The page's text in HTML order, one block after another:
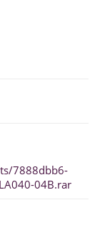
7888dbb6-
04B.rar